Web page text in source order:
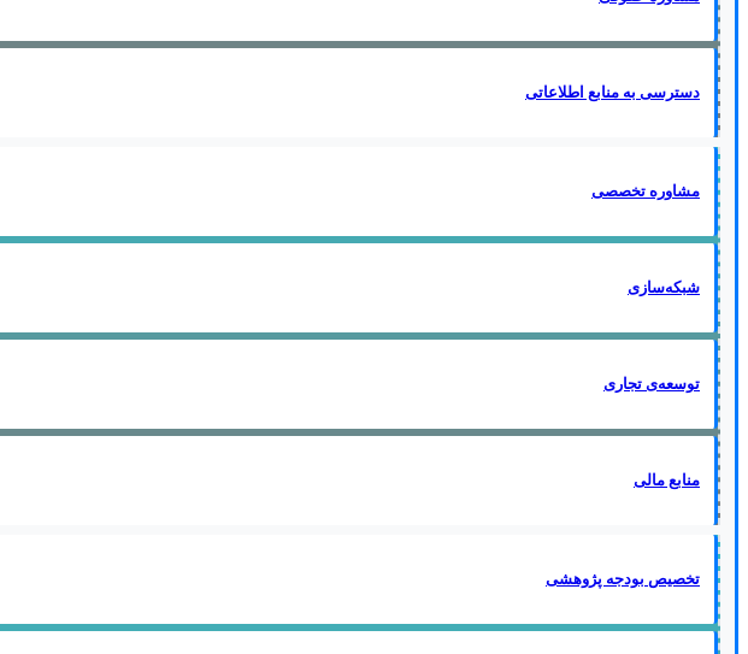
دسترسی به منابع اطلاعاتی
مشاوره تخصصی
شبکه‌سازی
توسعه‌ی تجاری
منابع مالی
تخصیص بودجه پژوهشی